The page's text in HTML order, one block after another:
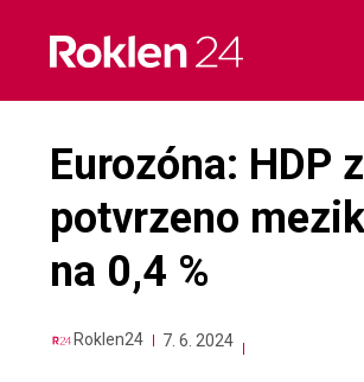
content
Eurozóna: HDP
potvrzeno
na 0,4 %
Roklen24 7. 6. 2024